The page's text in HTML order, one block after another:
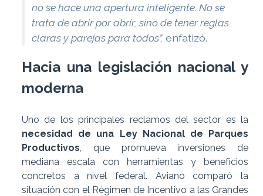
no se hace una apertura inteligente. No se
trata de abrir por abrir, sino de tener reglas
claras y parejas para todos”, enfatizó.
Hacia una legislación nacional y
moderna
Uno de los principales reclamos del sector es la
necesidad de una Ley Nacional de Parques
Productivos , que promueva inversiones de
mediana escala con herramientas y beneficios
concretos a nivel federal. Aviano comparó la
situación con el Régimen de Incentivo a las Grandes